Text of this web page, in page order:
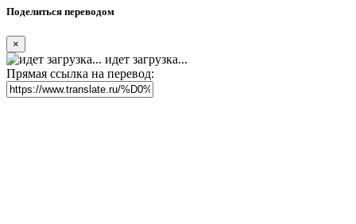
Поделиться переводом
×
идет загрузка...
Прямая ссылка на перевод: